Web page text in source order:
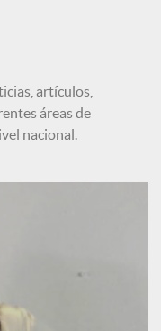
artículos,
áreas de
nacional.